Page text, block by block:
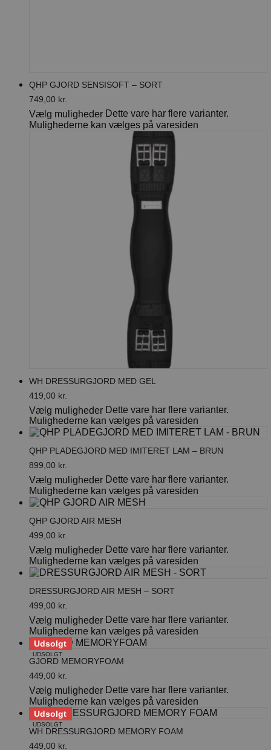
QHP GJORD SENSISOFT – SORT
749,00 kr.
Vælg muligheder Dette vare har flere varianter.
Mulighederne kan vælges på varesiden
WH DRESSURGJORD MED GEL
419,00 kr.
Vælg muligheder Dette vare har flere varianter.
Mulighederne kan vælges på varesiden
QHP PLADEGJORD MED IMITERET LAM – BRUN
899,00 kr.
Vælg muligheder Dette vare har flere varianter.
Mulighederne kan vælges på varesiden
QHP GJORD AIR MESH
499,00 kr.
Vælg muligheder Dette vare har flere varianter.
Mulighederne kan vælges på varesiden
DRESSURGJORD AIR MESH – SORT
499,00 kr.
Vælg muligheder Dette vare har flere varianter.
Mulighederne kan vælges på varesiden
Udsolgt
UDSOLGT
GJORD MEMORYFOAM
449,00 kr.
Vælg muligheder Dette vare har flere varianter.
Mulighederne kan vælges på varesiden
Udsolgt
UDSOLGT
WH DRESSURGJORD MEMORY FOAM
449,00 kr.